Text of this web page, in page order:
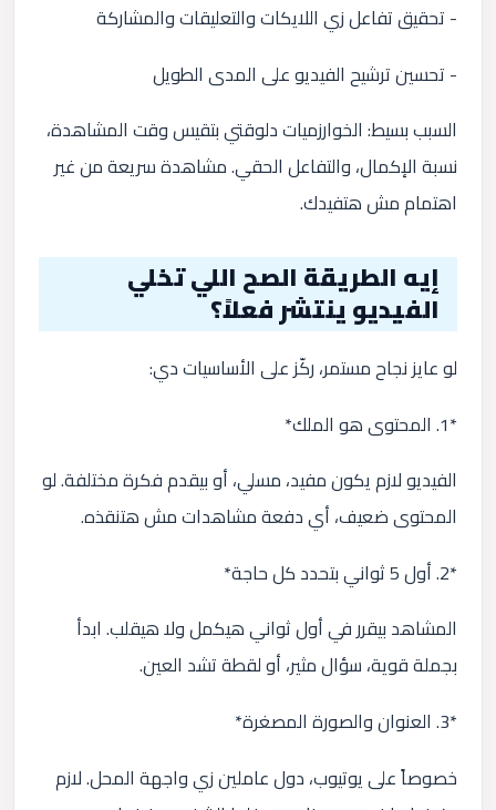
- تحقيق تفاعل زي اللايكات والتعليقات والمشاركة
- تحسين ترشيح الفيديو على المدى الطويل
السبب بسيط: الخوارزميات دلوقتي بتقيس وقت المشاهدة،
نسبة الإكمال، والتفاعل الحقي. مشاهدة سريعة من غير
اهتمام مش هتفيدك.
إيه الطريقة الصح اللي تخلي
الفيديو ينتشر فعلاً؟
لو عايز نجاح مستمر، ركّز على الأساسيات دي:
*1. المحتوى هو الملك*
الفيديو لازم يكون مفيد، مسلي، أو بيقدم فكرة مختلفة. لو
المحتوى ضعيف، أي دفعة مشاهدات مش هتنقذه.
*2. أول 5 ثواني بتحدد كل حاجة*
المشاهد بيقرر في أول ثواني هيكمل ولا هيقلب. ابدأ
بجملة قوية، سؤال مثير، أو لقطة تشد العين.
*3. العنوان والصورة المصغرة*
خصوصاً على يوتيوب، دول عاملين زي واجهة المحل. لازم